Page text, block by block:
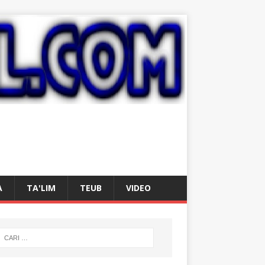
TA'LIM TEUB VIDEO